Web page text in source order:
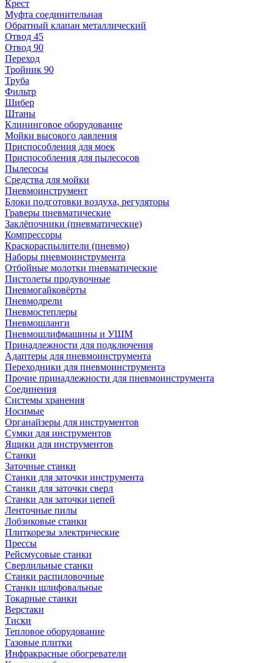
Крест
Муфта соединительная
Обратный клапан металлический
Отвод 45
Отвод 90
Переход
Тройник 90
Труба
Фильтр
Шибер
Штаны
Клининговое оборудование
Мойки высокого давления
Приспособления для моек
Приспособления для пылесосов
Пылесосы
Средства для мойки
Пневмоинструмент
Блоки подготовки воздуха, регуляторы
Граверы пневматические
Заклёпочники (пневматические)
Компрессоры
Краскораспылители (пневмо)
Наборы пневмоинструмента
Отбойные молотки пневматические
Пистолеты продувочные
Пневмогайковёрты
Пневмодрели
Пневмостеплеры
Пневмошланги
Пневмошлифмашины и УШМ
Принадлежности для подключения
Адаптеры для пневмоинструмента
Переходники для пневмоинструмента
Прочие принадлежности для пневмоинструмента
Соединения
Системы хранения
Носимые
Органайзеры для инструментов
Сумки для инструментов
Ящики для инструментов
Станки
Заточные станки
Станки для заточки инструмента
Станки для заточки сверл
Станки для заточки цепей
Ленточные пилы
Лобзиковые станки
Плиткорезы электрические
Прессы
Рейсмусовые станки
Сверлильные станки
Станки распиловочные
Станки шлифовальные
Токарные станки
Верстаки
Тиски
Тепловое оборудование
Газовые плитки
Инфракрасные обогреватели